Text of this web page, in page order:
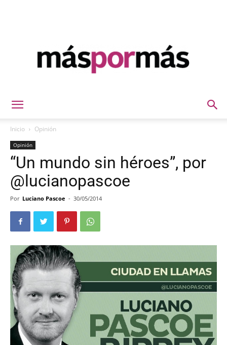
Inicio Opinión
Opinión
“Un mundo sin héroes”, por
@lucianopascoe
Por Luciano Pascoe - 30/05/2014